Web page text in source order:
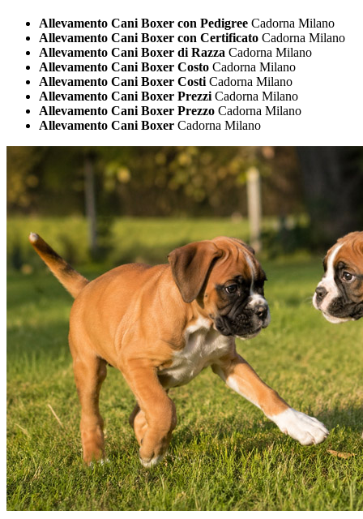
Allevamento Cani Boxer con Pedigree Cadorna Milano
Allevamento Cani Boxer con Certificato Cadorna Milano
Allevamento Cani Boxer di Razza Cadorna Milano
Allevamento Cani Boxer Costo Cadorna Milano
Allevamento Cani Boxer Costi Cadorna Milano
Allevamento Cani Boxer Prezzi Cadorna Milano
Allevamento Cani Boxer Prezzo Cadorna Milano
Allevamento Cani Boxer Cadorna Milano